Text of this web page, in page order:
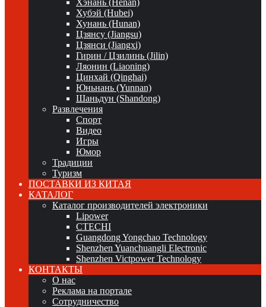
Хэнань (Henan)
Хубэй (Hubei)
Хунань (Hunan)
Цзянсу (Jiangsu)
Цзянси (Jiangxi)
Гирин / Цзилинь (Jilin)
Ляонин (Liaoning)
Цинхай (Qinghai)
Юньнань (Yunnan)
Шаньдун (Shandong)
Развлечения
Спорт
Видео
Игры
Юмор
Традиции
Туризм
ПОСТАВКИ ИЗ КИТАЯ
КАТАЛОГ
Каталог производителей электроники
Lipower
CTECHI
Guangdong Yongchao Technology
Shenzhen Yuanchuangli Electronic
Shenzhen Victpower Technology
КОНТАКТЫ
О нас
Реклама на портале
Сотрудничество